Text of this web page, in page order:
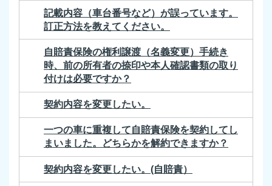
記載内容（車台番号など）が誤っています。
訂正方法を教えてください。
自賠責保険の権利譲渡（名義変更）手続き
時、前の所有者の捺印や本人確認書類の取り
付けは必要ですか？
契約内容を変更したい。
一つの車に重複して自賠責保険を契約してし
まいました。どちらかを解約できますか？
契約内容を変更したい。(自賠責）